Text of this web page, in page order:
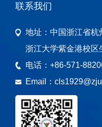
联系我们
地址： 中国浙江省杭
浙江大学紫金港校区
电话： +86-571-
Email：